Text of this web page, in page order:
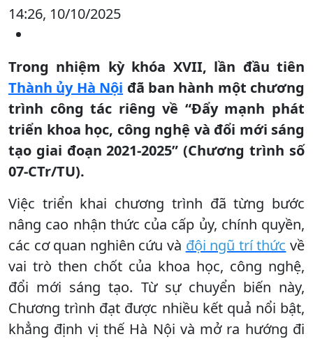
14:26, 10/10/2025
Trong nhiệm kỳ khóa XVII, lần đầu tiên
Thành ủy Hà Nội đã ban hành một chương
trình công tác riêng về “Đẩy mạnh phát
triển khoa học, công nghệ và đổi mới sáng
tạo giai đoạn 2021-2025” (Chương trình số
07-CTr/TU).
Việc triển khai chương trình đã từng bước
nâng cao nhận thức của cấp ủy, chính quyền,
các cơ quan nghiên cứu và đội ngũ trí thức về
vai trò then chốt của khoa học, công nghệ,
đổi mới sáng tạo. Từ sự chuyển biến này,
Chương trình đạt được nhiều kết quả nổi bật,
khẳng định vị thế Hà Nội và mở ra hướng đi